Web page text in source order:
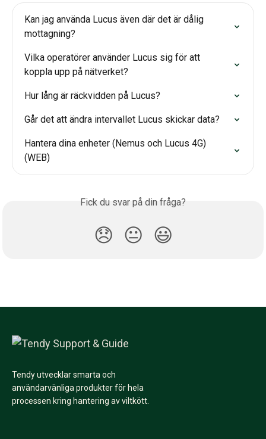
Kan jag använda Lucus även där det är dålig
mottagning?
Vilka operatörer använder Lucus sig för att
koppla upp på nätverket?
Hur lång är räckvidden på Lucus?
Går det att ändra intervallet Lucus skickar data?
Hantera dina enheter (Nemus och Lucus 4G)
(WEB)
Fick du svar på din fråga?
😞 😐 😃
Tendy utvecklar smarta och
användarvänliga produkter för hela
processen kring hantering av viltkött.